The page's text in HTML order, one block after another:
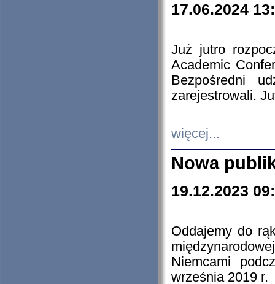
17.06.2024
Już jutro
Academic
Bezpośredni
zarejestrowali.
więcej...
Nowa
19.12.2023
Oddajemy do
Niemcami
września 2019 r.